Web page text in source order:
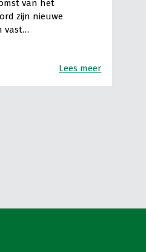
van het
zijn nieuwe
vast…
Lees meer